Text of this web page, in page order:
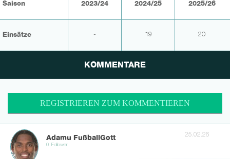
Saison 2023/24 2024/25 2025/26
Einsätze - 19 20
KOMMENTARE
REGISTRIEREN ZUM KOMMENTIEREN
Adamu FußballGott
0 Follower
25.02.26